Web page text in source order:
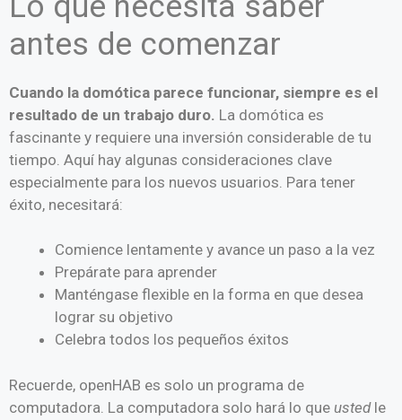
antes de comenzar
Cuando la domótica parece funcionar, siempre es el
resultado de un trabajo duro. La domótica es
fascinante y requiere una inversión considerable de tu
tiempo. Aquí hay algunas consideraciones clave
especialmente para los nuevos usuarios. Para tener
éxito, necesitará:
Comience lentamente y avance un paso a la vez
Prepárate para aprender
Manténgase flexible en la forma en que desea
lograr su objetivo
Celebra todos los pequeños éxitos
Recuerde, openHAB es solo un programa de
computadora. La computadora solo hará lo que ustedle